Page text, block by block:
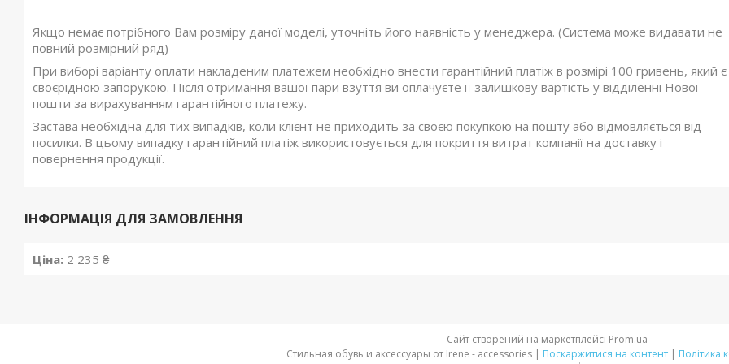
Якщо немає потрібного Вам розміру даної моделі, уточніть його наявність у менеджера. (Система може видавати не
повний розмірний ряд)
При виборі варіанту оплати накладеним платежем необхідно внести гарантійний платіж в розмірі 100 гривень, який є
своєрідною запорукою. Після отримання вашої пари взуття ви оплачуєте її залишкову вартість у відділенні Нової
пошти за вирахуванням гарантійного платежу.
Застава необхідна для тих випадків, коли клієнт не приходить за своєю покупкою на пошту або відмовляється від
посилки. В цьому випадку гарантійний платіж використовується для покриття витрат компанії на доставку і
повернення продукції.
ІНФОРМАЦІЯ ДЛЯ ЗАМОВЛЕННЯ
Ціна: 2 235 ₴
Сайт створений на маркетплейсі Prom.ua
Стильная обувь и аксессуары от Irene - accessories | Поскаржитися на контент | Політика